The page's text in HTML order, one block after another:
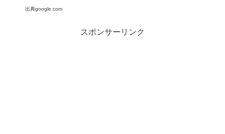
出典google.com
スポンサーリンク